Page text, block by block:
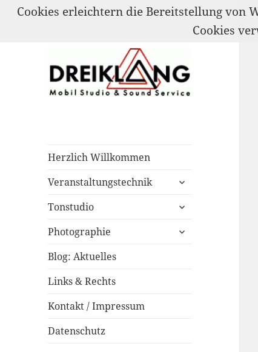
Herzlich Willkommen
Veranstaltungstechnik
untermenü
Tonstudio
untermenü
Photographie
untermenü
Blog: Aktuelles
Links & Rechts
Kontakt / Impressum
Datenschutz
Cookies erleichtern die Bereitstellung von
Cookies